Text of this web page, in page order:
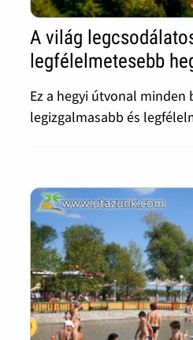
A világ
legfélelmetesebb
Ez a hegyi útvonal minden
legizgalmasabb és